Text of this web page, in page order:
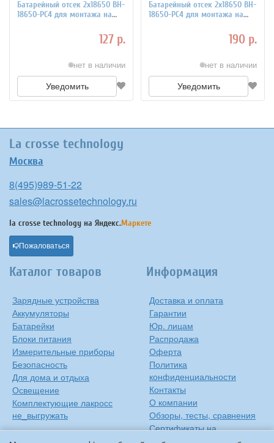
Батарейный отсек 2х18650 BH-
18650-PC4 для монтажа на
127 р.
нет в наличии
Уведомить
Батарейный отсек 2х18650 BH-
18650-PC4 для монтажа на
190 р.
нет в наличии
Уведомить
La crosse technology
Москва
8(495)989-51-22
sales@lacrossetechnology.ru
la crosse technology на Яндекс.Маркете
Пожаловаться
Каталог товаров
Зарядные устройства
Аккумуляторы
Батарейки
Блоки питания
Измерительные приборы
Безопасность
Для дома и отдыха
Освещение
Комплектующие лакросс
не_выгружать
Информация
Доставка и оплата
Гарантии
Юр. лицам
Распродажа
Оферта
Политика
конфиденциальности
Контакты
О компании
Обзоры, тесты, сравнения
Сертификаты на
продукцию